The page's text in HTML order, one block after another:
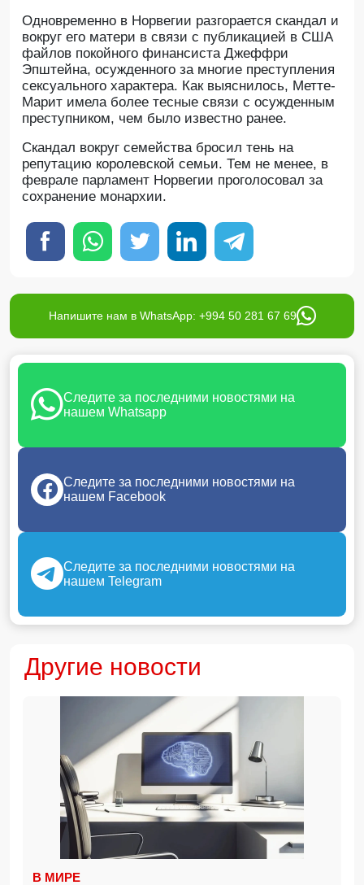
Одновременно в Норвегии разгорается скандал и
вокруг его матери в связи с публикацией в США
файлов покойного финансиста Джеффри
Эпштейна, осужденного за многие преступления
сексуального характера. Как выяснилось, Метте-
Марит имела более тесные связи с осужденным
преступником, чем было известно ранее.
Скандал вокруг семейства бросил тень на
репутацию королевской семьи. Тем не менее, в
феврале парламент Норвегии проголосовал за
сохранение монархии.
Напишите нам в WhatsApp: +994 50 281 67 69
Следите за последними новостями на
нашем Whatsapp
Следите за последними новостями на
нашем Facebook
Следите за последними новостями на
нашем Telegram
Другие новости
В МИРЕ